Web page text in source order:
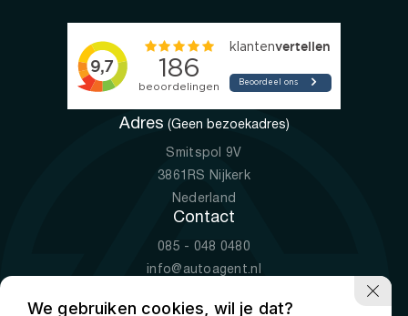
Adres (Geen bezoekadres)
Smitspol 9V
3861RS Nijkerk
Nederland
Contact
085 - 048 0480
info@autoagent.nl
We gebruiken cookies, wil je dat?